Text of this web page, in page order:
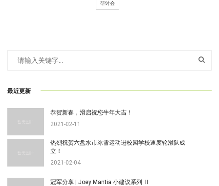
研讨会
最近更新
恭贺新春，滑启祝您牛年大吉！
2021-02-11
热烈祝贺六盘水市冰雪运动进校园学校速度轮滑队成
立！
2021-02-04
冠军分享 | Joey Mantia 小建议系列 Ⅱ